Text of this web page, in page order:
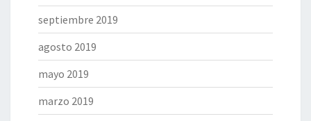
septiembre 2019
agosto 2019
mayo 2019
marzo 2019